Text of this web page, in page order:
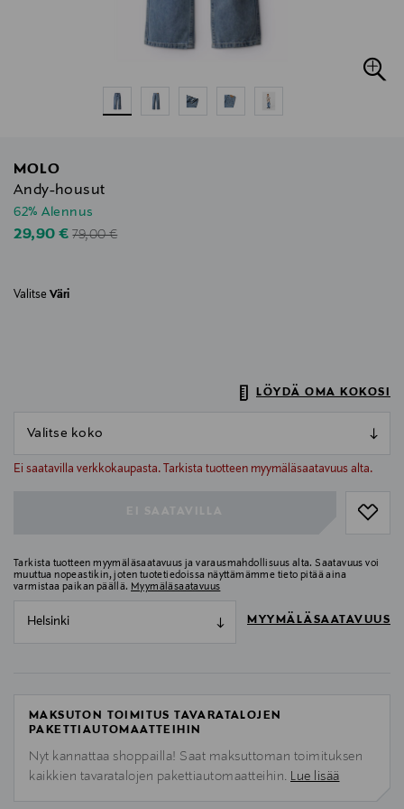
MOLO
Andy-housut
62% Alennus
Discounted Price
29,90 €Original Price
79,00 €
Valitse Väri
LÖYDÄ OMA KOKOSI
Ei saatavilla verkkokaupasta. Tarkista tuotteen myymäläsaatavuus alta.
null
Tarkista tuotteen myymäläsaatavuus ja varausmahdollisuus alta. Saatavuus voi
muuttua nopeastikin, joten tuotetiedoissa näyttämämme tieto pitää aina
varmistaa paikan päällä. Myymäläsaatavuus
Helsinki MYYMÄLÄSAATAVUUS
MAKSUTON TOIMITUS TAVARATALOJEN
PAKETTIAUTOMAATTEIHIN
Nyt kannattaa shoppailla! Saat maksuttoman toimituksen
kaikkien tavaratalojen pakettiautomaatteihin. Lue lisää